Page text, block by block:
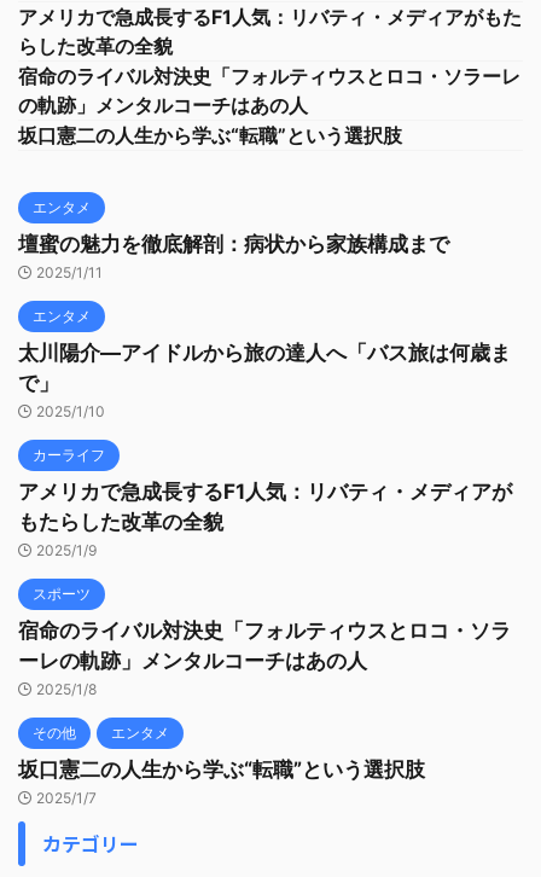
アメリカで急成長するF1人気：リバティ・メディアがもた
らした改革の全貌
宿命のライバル対決史「フォルティウスとロコ・ソラーレ
の軌跡」メンタルコーチはあの人
坂口憲二の人生から学ぶ“転職”という選択肢
エンタメ
壇蜜の魅力を徹底解剖：病状から家族構成まで
2025/1/11
エンタメ
太川陽介—アイドルから旅の達人へ「バス旅は何歳ま
で」
2025/1/10
カーライフ
アメリカで急成長するF1人気：リバティ・メディアが
もたらした改革の全貌
2025/1/9
スポーツ
宿命のライバル対決史「フォルティウスとロコ・ソラ
ーレの軌跡」メンタルコーチはあの人
2025/1/8
その他 エンタメ
坂口憲二の人生から学ぶ“転職”という選択肢
2025/1/7
カテゴリー